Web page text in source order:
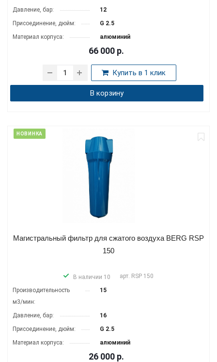
Давление, бар:
12
Присоединение, дюйм:
G 2.5
Материал корпуса:
алюминий
66 000 р.
Купить в 1 клик
В корзину
НОВИНКА
Магистральный фильтр для сжатого воздуха BERG RSP
150
В наличии 10 арт. RSP 150
Производитель­ность
м3/мин:
15
Давление, бар:
16
Присоединение, дюйм:
G 2.5
Материал корпуса:
алюминий
26 000 р.